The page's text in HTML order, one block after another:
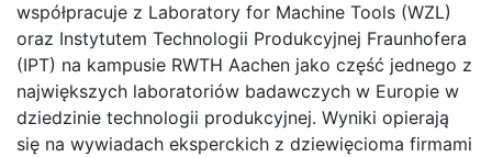
współpracuje z Laboratory for Machine Tools (WZL)
oraz Instytutem Technologii Produkcyjnej Fraunhofera
(IPT) na kampusie RWTH Aachen jako część jednego z
największych laboratoriów badawczych w Europie w
dziedzinie technologii produkcyjnej. Wyniki opierają
się na wywiadach eksperckich z dziewięcioma firmami